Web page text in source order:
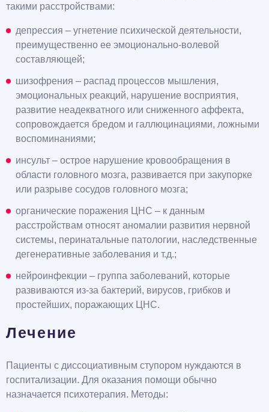
такими расстройствами:
депрессия – угнетение психической деятельности,
преимущественно ее эмоционально-волевой
составляющей;
шизофрения – распад процессов мышления,
эмоциональных реакций, нарушение восприятия,
развитие неадекватного или сниженного аффекта,
сопровождается бредом и галлюцинациями, ложными
воспоминаниями;
инсульт – острое нарушение кровообращения в
области головного мозга, развивается при закупорке
или разрыве сосудов головного мозга;
органические поражения ЦНС – к данным
расстройствам относят аномалии развития нервной
системы, перинатальные патологии, наследственные
дегенеративные заболевания и т.д.;
нейроинфекции – группа заболеваний, которые
развиваются из-за бактерий, вирусов, грибков и
простейших, поражающих ЦНС.
Лечение
Пациенты с диссоциативным ступором нуждаются в
госпитализации. Для оказания помощи обычно
назначается психотерапия. Методы: